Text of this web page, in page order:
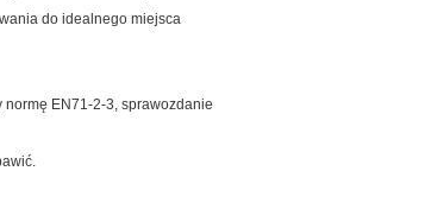
do idealnego miejsca
normę EN71-2-3, sprawozdanie